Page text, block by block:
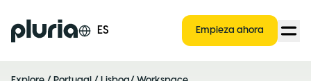
Logo Pluria ES Empieza ahora